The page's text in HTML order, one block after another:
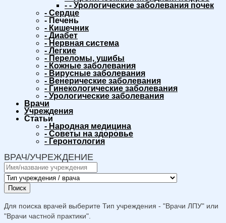
- - Урологические заболевания почек
- Сердце
- Печень
- Кишечник
- Диабет
- Нервная система
- Легкие
- Переломы, ушибы
- Кожные заболевания
- Вирусные заболевания
- Венерические заболевания
- Гинекологические заболевания
- Урологические заболевания
Врачи
Учреждения
Статьи
- Народная медицина
- Советы на здоровье
- Геронтология
ВРАЧ/УЧРЕЖДЕНИЕ
Поиск
Для поиска врачей выберите Тип учреждения - "Врачи ЛПУ" или
"Врачи частной практики".